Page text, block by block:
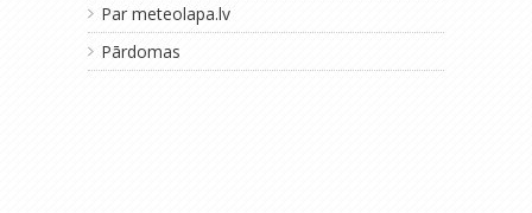
Par meteolapa.lv
Pārdomas